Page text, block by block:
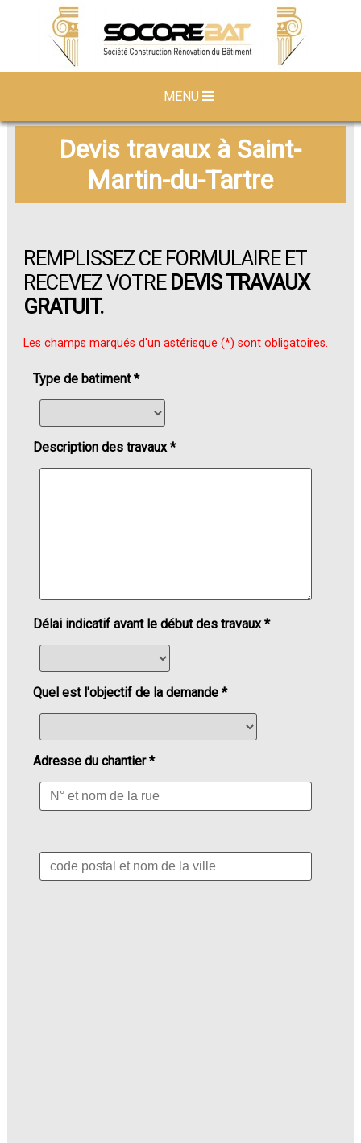
MENU
Devis travaux à Saint-
Martin-du-Tartre
REMPLISSEZ CE FORMULAIRE ET
RECEVEZ VOTRE DEVIS TRAVAUX
GRATUIT.
Les champs marqués d'un astérisque (*) sont obligatoires.
Type de batiment *
Description des travaux *
Délai indicatif avant le début des travaux *
Quel est l'objectif de la demande *
Adresse du chantier *